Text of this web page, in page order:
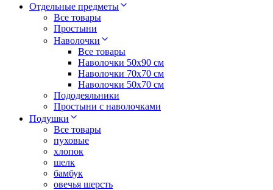
Отдельные предметы
Все товары
Простыни
Наволочки
Все товары
Наволочки 50x90 см
Наволочки 70x70 cм
Наволочки 50х70 см
Пододеяльники
Простыни с наволочками
Подушки
Все товары
пуховые
хлопок
шелк
бамбук
овечья шерсть